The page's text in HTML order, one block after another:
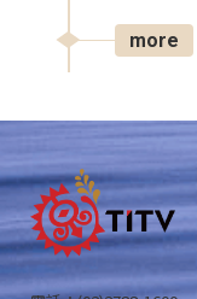
more